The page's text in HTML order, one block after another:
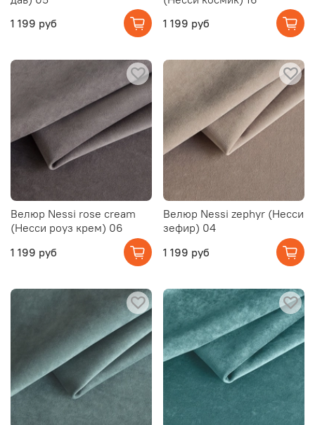
1 199 руб
1 199 руб
Велюр Nessi rose cream
(Несси роуз крем) 06
1 199 руб
Велюр Nessi zephyr (Несси
зефир) 04
1 199 руб